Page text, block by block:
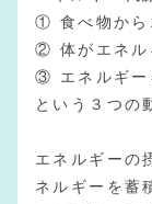
① 食べ物から
② 体がエネル
③ エネルギー
という３つの
エネルギーの
ネルギーを蓄